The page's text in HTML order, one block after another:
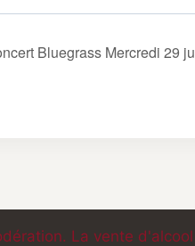
Bluegrass Mercredi 29
La vente